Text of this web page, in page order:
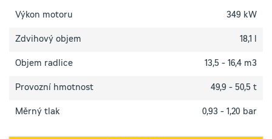
Výkon motoru 349 kW
Zdvihový objem 18,1 l
Objem radlice 13,5 - 16,4 m3
Provozní hmotnost 49,9 - 50,5 t
Měrný tlak 0,93 - 1,20 bar